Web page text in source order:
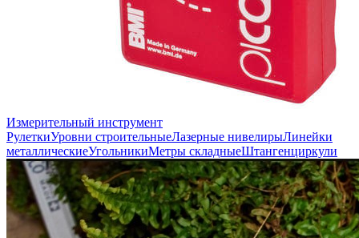
Измерительный инструмент
РулеткиУровни строительныеЛазерные нивелирыЛинейки
металлическиеУгольникиМетры складныеШтангенциркули